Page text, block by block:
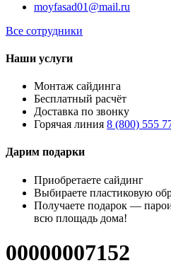
moyfasad01@mail.ru
Все сотрудники
Наши услуги
Монтаж сайдинга
Бесплатный расчёт
Доставка по звонку
Горячая линия 8 (800) 555
Дарим подарки
Приобретаете сайдинг
Выбираете пластиковую
Получаете подарок —
всю площадь дома!
00000007152